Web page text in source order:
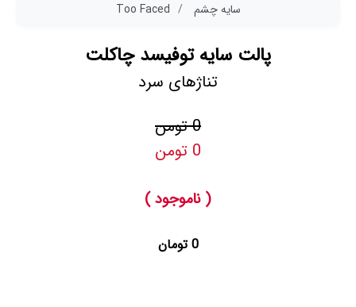
سایه چشم Too Faced
پالت سایه توفیسد چاکلت
تناژهای سرد
0 تومن
0 تومن
( ناموجود )
0 تومان